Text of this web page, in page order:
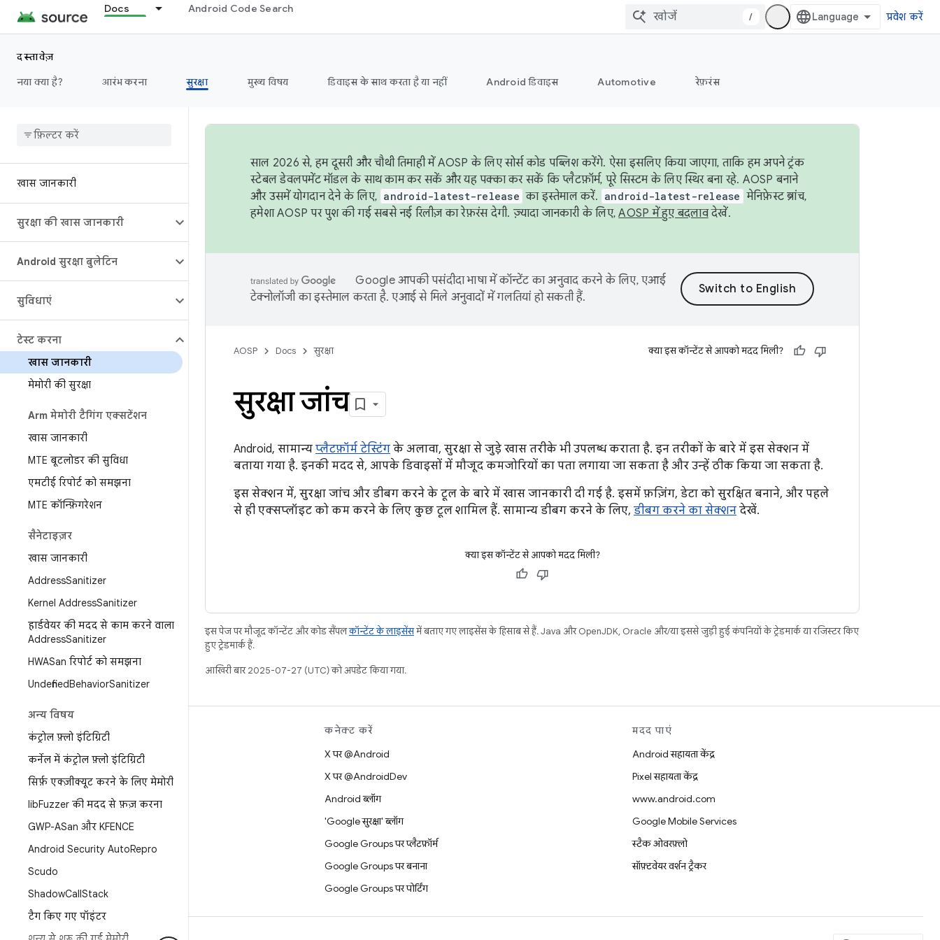
Docs Android Code Search
/ प्रवेश करें
दस्तावेज़
नया क्या है?
आरंभ करना सुरक्षा मुख्य विषय डिवाइस के साथ करता है या नहीं Android डिवाइस Automotive रेफ़रंस
खास जानकारी
सुरक्षा की खास जानकारी
Android सुरक्षा बुलेटिन
सुविधाएं
टेस्ट करना
खास जानकारी
मेमोरी की सुरक्षा
Arm मेमोरी टैगिंग एक्सटेंशन
खास जानकारी
MTE बूटलोडर की सुविधा
एमटीई रिपोर्ट को समझना
MTE कॉन्फ़िगरेशन
सैनेटाइज़र
खास जानकारी
AddressSanitizer
Kernel AddressSanitizer
हार्डवेयर की मदद से काम करने वाला
AddressSanitizer
HWASan रिपोर्ट को समझना
UndefinedBehaviorSanitizer
अन्य विषय
कंट्रोल फ़्लो इंटिग्रिटी
कर्नेल में कंट्रोल फ़्लो इंटिग्रिटी
सिर्फ़ एक्ज़ीक्यूट करने के लिए मेमोरी
libFuzzer की मदद से फ़ज़ करना
GWP-ASan और KFENCE
Android Security AutoRepro
Scudo
ShadowCallStack
टैग किए गए पॉइंटर
साल 2026 से, हम दूसरी और चौथी तिमाही में AOSP के लिए सोर्स कोड पब्लिश करेंगे. ऐसा इसलिए किया जाएगा, ताकि हम अपने ट्रंक
स्टेबल डेवलपमेंट मॉडल के साथ काम कर सकें और यह पक्का कर सकें कि प्लैटफ़ॉर्म, पूरे सिस्टम के लिए स्थिर बना रहे. AOSP बनाने
और उसमें योगदान देने के लिए, android-latest-release का इस्तेमाल करें. android-latest-release मेनिफ़ेस्ट ब्रांच,
हमेशा AOSP पर पुश की गई सबसे नई रिलीज़ का रेफ़रंस देगी. ज़्यादा जानकारी के लिए,AOSP में हुए बदलावदेखें.
Google आपकी पसंदीदा भाषा में कॉन्टेंट का अनुवाद करने के लिए, एआई
टेक्नोलॉजी का इस्तेमाल करता है. एआई से मिले अनुवादों में गलतियां हो सकती हैं.
AOSP Docs सुरक्षा क्या इस कॉन्टेंट से आपको मदद मिली?
सुरक्षा जांच
Android, सामान्य प्लैटफ़ॉर्म टेस्टिंग के अलावा, सुरक्षा से जुड़े खास तरीके भी उपलब्ध कराता है. इन तरीकों के बारे में इस सेक्शन में
बताया गया है. इनकी मदद से, आपके डिवाइसों में मौजूद कमजोरियों का पता लगाया जा सकता है और उन्हें ठीक किया जा सकता है.
इस सेक्शन में, सुरक्षा जांच और डीबग करने के टूल के बारे में खास जानकारी दी गई है. इसमें फ़ज़िंग, डेटा को सुरक्षित बनाने, और पहले
से ही एक्सप्लॉइट को कम करने के लिए कुछ टूल शामिल हैं. सामान्य डीबग करने के लिए, डीबग करने का सेक्शन देखें.
क्या इस कॉन्टेंट से आपको मदद मिली?
इस पेज पर मौजूद कॉन्टेंट और कोड सैंपलकॉन्टेंट के लाइसेंसमें बताए गए लाइसेंस के हिसाब से हैं. Java और OpenJDK, Oracle और/या इससे जुड़ी हुई कंपनियों के ट्रेडमार्क या रजिस्टर किए
हुए ट्रेडमार्क हैं.
आखिरी बार 2025-07-27 (UTC) को अपडेट किया गया.
बिल्ड
Android डेटा संग्रह स्थान
इस्तेमाल संबंधी ज़रूरी बातें
डाउनलोड करने का तरीका
बाइनरी की झलक देखें
फ़ैक्ट्री इमेज
ड्राइवर बाइनरी
कनेक्ट करें
X पर @Android
X पर @AndroidDev
Android ब्लॉग
'Google सुरक्षा' ब्लॉग
Google Groups पर प्लैटफ़ॉर्म
Google Groups पर बनाना
Google Groups पर पोर्टिंग
मदद पाएं
Android सहायता केंद्र
Pixel सहायता केंद्र
www.android.com
Google Mobile Services
स्टैक ओवरफ़्लो
सॉफ़्टवेयर वर्शन ट्रैकर